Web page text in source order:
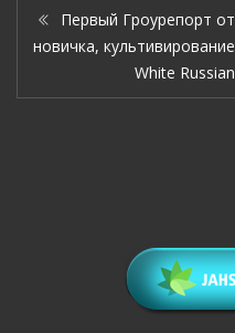
Первый Гроурепорт от
новичка, культивирование
White Russian